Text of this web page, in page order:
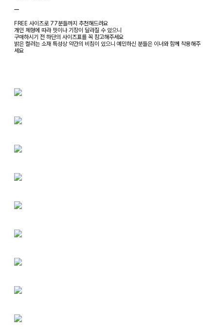
ㅡ
FREE 사이즈로 77분들까지 추천해드려요
개인 체형에 따라 핏이나 기장이 달라질 수 있으니
구매하시기 전 하단의 사이즈표를 꼭 참고해주세요
밝은 컬러는 소재 특성상 약간의 비침이 있으니 예민하신 분들은 이너와 함께 착용해주
세요